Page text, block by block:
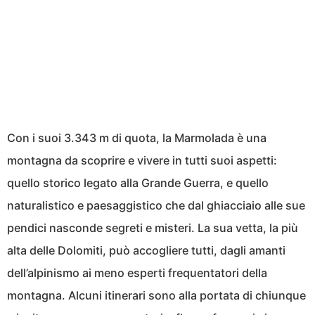
Con i suoi 3.343 m di quota, la Marmolada è una
montagna da scoprire e vivere in tutti suoi aspetti:
quello storico legato alla Grande Guerra, e quello
naturalistico e paesaggistico che dal ghiacciaio alle sue
pendici nasconde segreti e misteri. La sua vetta, la più
alta delle Dolomiti, può accogliere tutti, dagli amanti
dell’alpinismo ai meno esperti frequentatori della
montagna. Alcuni itinerari sono alla portata di chiunque